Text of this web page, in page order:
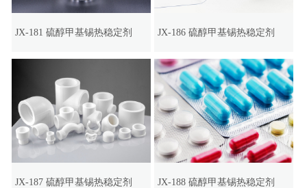
JX-181 硫醇甲基锡热稳定剂
JX-187 硫醇甲基锡热稳定剂
JX-186 硫醇甲基锡热稳定剂
JX-188 硫醇甲基锡热稳定剂